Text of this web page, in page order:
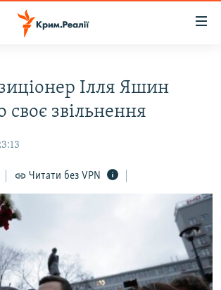
Ілля Яшин
своє звільнення
Читати без VPN